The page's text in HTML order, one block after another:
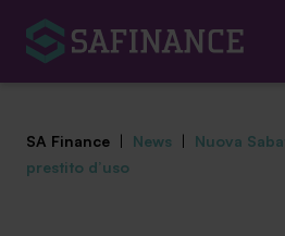
SA Finance | News | Nuova
prestito d’uso